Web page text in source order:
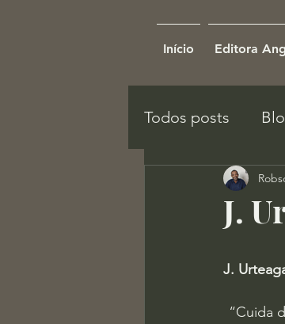
Início Editora
Todos posts
J.
J.
“Cuida